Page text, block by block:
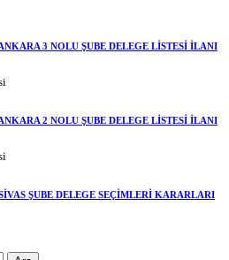
3 NOLU ŞUBE DELEGE LİSTESİ İLANI
2 NOLU ŞUBE DELEGE LİSTESİ İLANI
ŞUBE DELEGE SEÇİMLERİ KARARLARI